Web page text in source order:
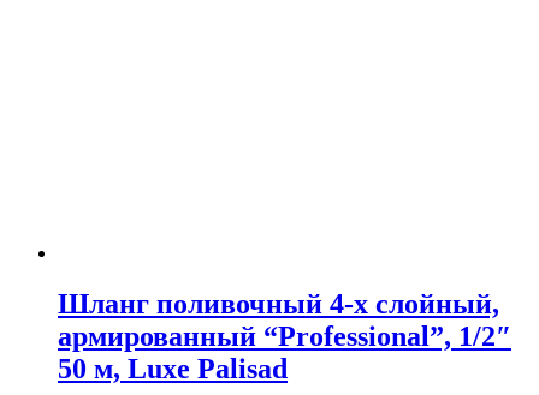
Шланг поливочный 4-х слойный,
армированный “Professional”, 1/2″
50 м, Luxe Palisad